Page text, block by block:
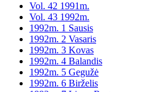
Vol. 42 1991m.
Vol. 43 1992m.
1992m. 1 Sausis
1992m. 2 Vasaris
1992m. 3 Kovas
1992m. 4 Balandis
1992m. 5 Gegužė
1992m. 6 Birželis